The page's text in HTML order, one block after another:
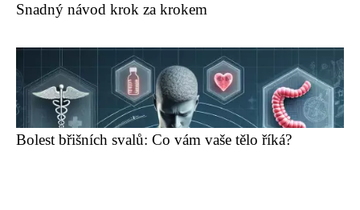
Snadný návod krok za krokem
Bolest břišních svalů: Co vám vaše tělo říká?